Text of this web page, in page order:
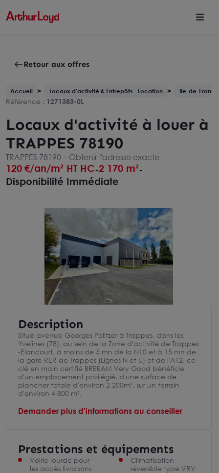
Retour aux offres
Accueil Locaux d'activité & Entrepôts - Location Ile-de-France
Référence : 1271383-0L
Locaux d'activité à louer à
TRAPPES 78190
TRAPPES 78190 – Obtenir l'adresse exacte
120 €/an/m² HT HC-2 170 m²-
Disponibilité Immédiate
Description
Situé avenue Georges Politzer à Trappes, dans les
Yvelines (78), au sein de la Zone d'activité de Trappes
-Elancourt, à moins de 5 mn de la N10 et à 15 mn de
la gare RER de Trappes (Lignes N et U) et de l'A12, ce
clé en main certifié BREEAM Very Good bénéficie
d'un emplacement privilégié, d'une surface de
plancher totale d'environ 2 200m², sur un terrain
d'environ 4 800 m².
Demander plus d'informations au conseiller
Prestations et équipements
Voirie lourde pour
les accès livraisons
Climatisation
réversible type VRV